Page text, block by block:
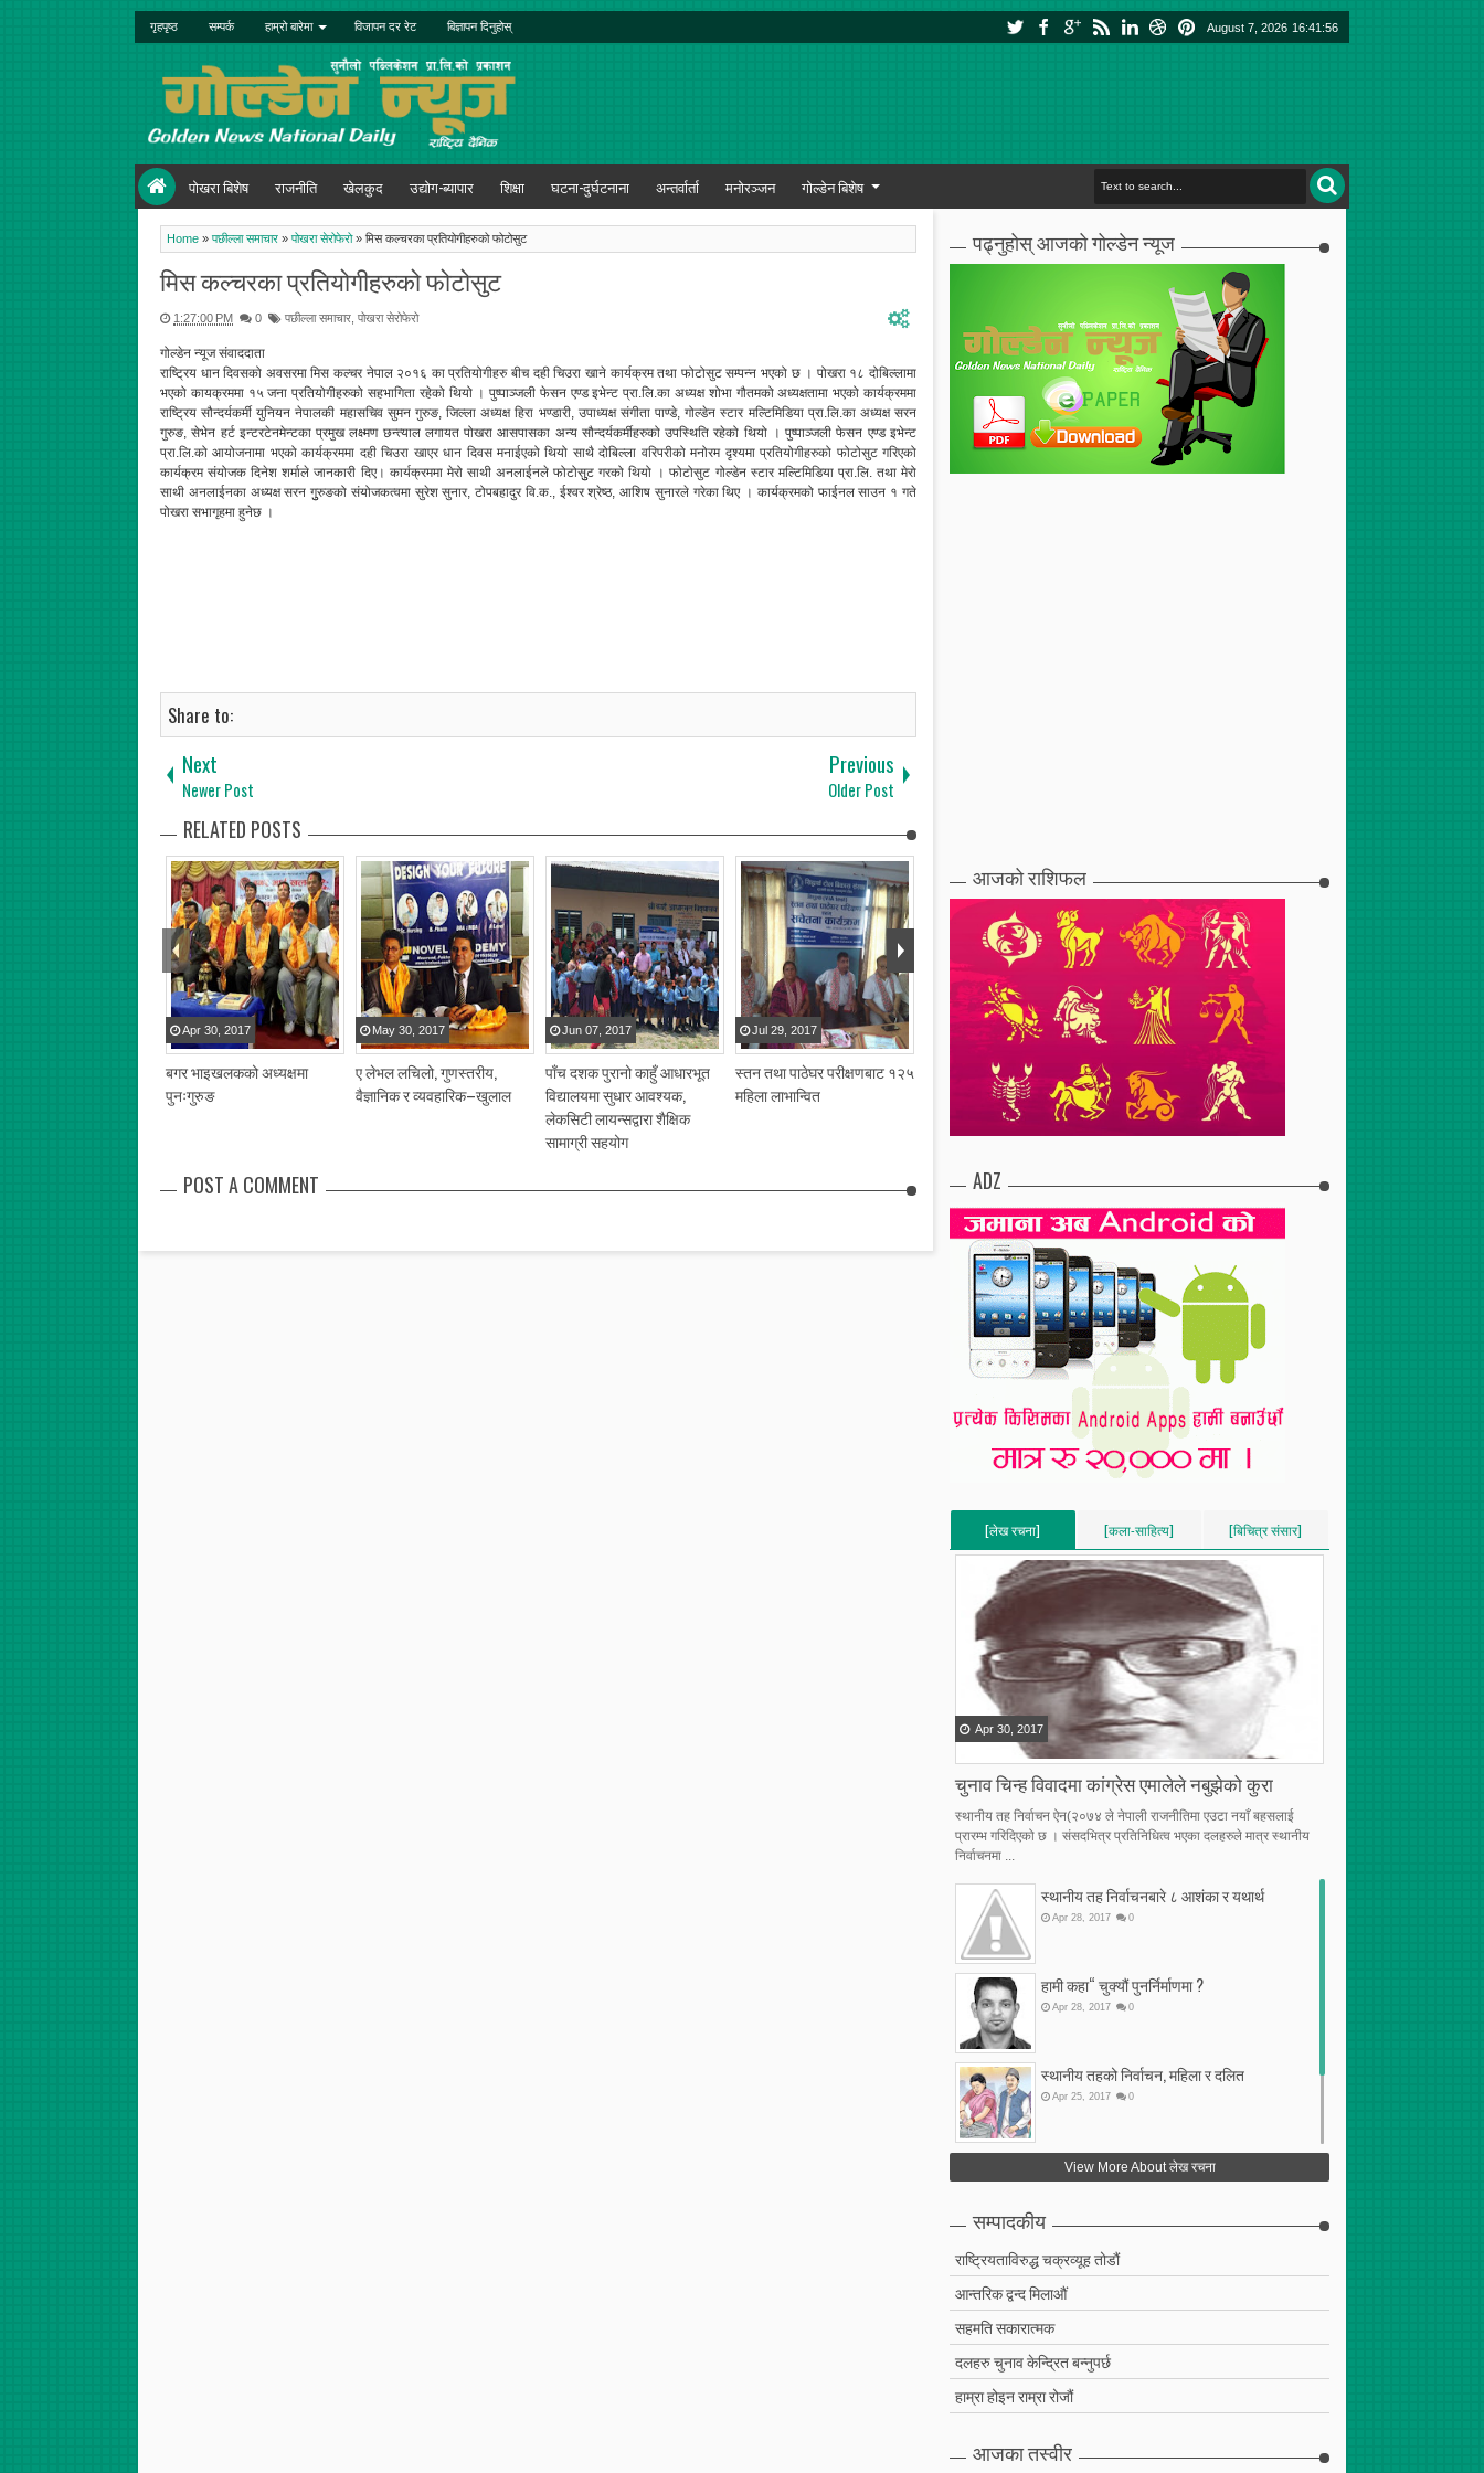
गृहपृष्ठ सम्पर्क हाम्रो बारेमा विजापन दर रेट बिज्ञापन दिनुहोस् August 7, 2026 16:41:57
पोखरा बिशेष राजनीति खेलकुद उद्योग-ब्यापार शिक्षा घटना-दुर्घटनाना अन्तर्वार्ता मनोरञ्जन गोल्डेन बिशेष
Home » पछील्ला समाचार » पोखरा सेरोफेरो » मिस कल्चरका प्रतियोगीहरुको फोटोसुट
मिस कल्चरका प्रतियोगीहरुको फोटोसुट
1:27:00 PM 0 पछील्ला समाचार पोखरा सेरोफेरो
गोल्डेन न्यूज संवाददाता
राष्ट्रिय धान दिवसको अवसरमा मिस कल्चर नेपाल २०१६ का प्रतियोगीहरु बीच दही चिउरा खाने कार्यक्रम तथा फोटोसुट सम्पन्न भएको छ । पोखरा १८ दोबिल्लामा
भएको कायक्रममा १५ जना प्रतियोगीहरुको सहभागिता रहेको थियो । पुष्पाञ्जली फेसन एण्ड इभेन्ट प्रा.लि.का अध्यक्ष शोभा गौतमको अध्यक्षतामा भएको कार्यक्रममा
राष्ट्रिय सौन्दर्यकर्मी युनियन नेपालकी महासचिव सुमन गुरुङ, जिल्ला अध्यक्ष हिरा भण्डारी, उपाध्यक्ष संगीता पाण्डे, गोल्डेन स्टार मल्टिमिडिया प्रा.लि.का अध्यक्ष सरन
गुरुङ, सेभेन हर्ट इन्टरटेनमेन्टका प्रमुख लक्ष्मण छन्त्याल लगायत पोखरा आसपासका अन्य सौन्दर्यकर्मीहरुको उपस्थिति रहेको थियो । पुष्पाञ्जली फेसन एण्ड इभेन्ट
प्रा.लि.को आयोजनामा भएको कार्यक्रममा दही चिउरा खाएर धान दिवस मनाईएको थियो साथै दोबिल्ला वरिपरीको मनोरम दृश्यमा प्रतियोगीहरुको फोटोसुट गरिएको
कार्यक्रम संयोजक दिनेश शर्माले जानकारी दिए। कार्यक्रममा मेरो साथी अनलाईनले फोटोसुुट गरको थियो । फोटोसुट गोल्डेन स्टार मल्टिमिडिया प्रा.लि. तथा मेरो
साथी अनलाईनका अध्यक्ष सरन गुुरुङको संयोजकत्वमा सुरेश सुनार, टोपबहादुर वि.क., ईश्वर श्रेष्ठ, आशिष सुनारले गरेका थिए । कार्यक्रमको फाईनल साउन १ गते
पोखरा सभागृहमा हुनेछ ।
Share to:
Next
Newer Post
Previous
Older Post
RELATED POSTS
बगर भाइखलकको अध्यक्षमा
पुनःगुरुङ
Apr 30 2017
ए लेभल लचिलो, गुणस्तरीय,
वैज्ञानिक र व्यवहारिक–खुलाल
May 30 2017
पाँच दशक पुरानो काहुँ आधारभूत
विद्यालयमा सुधार आवश्यक,
लेकसिटी लायन्सद्वारा शैक्षिक
सामाग्री सहयोग
Jun 07 2017
स्तन तथा पाठेघर परीक्षणबाट १२५
महिला लाभान्वित
Jul 29 2017
पन्त समाज कास्कीको तेस्रो
साधारणसभा, पन्तहरुबीच एकतामा
22 ,2017
बगालेटोल मिसाः पुचःको पाठेघर
तथा स्तन क्यान्सर सम्बन्धी
सचेतना, ९६ जनाको परीक्षण गर्दा
४ जनामा क्यान्सर
Jul 08,2017
POST A COMMENT
पढ्नुहोस् आजको गोल्डेन न्यूज
आजको राशिफल
ADZ
[लेख रचना]
[VERTICAL]
[RECENT][5]
[कला-साहित्य]
[VERTICAL]
[बिचित्र संसार]
[VERTICAL]
[RECENT][5]
चुनाव चिन्ह विवादमा कांग्रेस एमालेले नबुझेको कुरा
Apr 30 2017
स्थानीय तह निर्वाचन ऐन(२०७४ ले नेपाली राजनीतिमा एउटा नयाँ बहसलाई
प्रारम्भ गरिदिएको छ । संसदभित्र प्रतिनिधित्व भएका दलहरुले मात्र स्थानीय
निर्वाचनमा ...
स्थानीय तह निर्वाचनबारे ८ आशंका र यथार्थ
Apr 28 2017 0
हामी कहा“ चुक्यौं पुनर्निर्माणमा ?
Apr 28 2017 0
स्थानीय तहको निर्वाचन, महिला र दलित
Apr 25 2017 0
फेरि अर्को गलत सहमति
View More About लेख रचना
सम्पादकीय
राष्ट्रियताविरुद्ध चक्रव्यूह तोडौं
आन्तरिक द्वन्द मिलाऔं
सहमति सकारात्मक
दलहरु चुनाव केन्द्रित बन्नुपर्छ
हाम्रा होइन राम्रा रोजौं
आजका तस्वीर